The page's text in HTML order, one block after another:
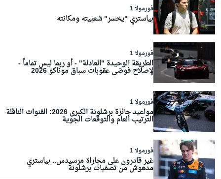
فورمولا 1
بياستري "يخسر" شعبيته ومكانته
فورمولا 1
الطريقة الوحيدة "العادلة" - أو ربما ليس تماماً -
لإصلاح فوضى عقوبات سباق موناكو 2026
فورمولا 1
مواعيد جائزة برشلونة الكبرى 2026: القنوات الناقلة
الترتيب العام والتوقعات الجوية
فورمولا 1
غير قادرون على مجاراة مرسيدس.. بياستري
مدهوش من تصفيات برشلونة